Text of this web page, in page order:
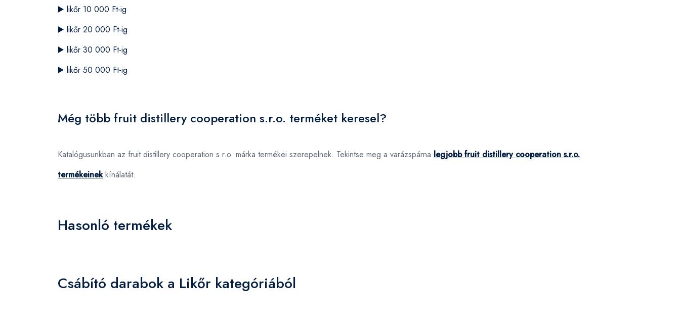
▶️ likőr 10 000 Ft-ig
▶️ likőr 20 000 Ft-ig
▶️ likőr 30 000 Ft-ig
▶️ likőr 50 000 Ft-ig
Még több fruit distillery cooperation s.r.o. terméket keresel?
Katalógusunkban az fruit distillery cooperation s.r.o. márka termékei szerepelnek. Tekintse meg a varázspárna legjobb fruit distillery cooperation s.r.o.
termékeinekkínálatát.
Hasonló termékek
Csábító darabok a Likőr kategóriából